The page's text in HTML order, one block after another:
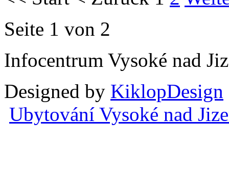
Seite 1 von 2
Infocentrum Vysoké nad
Designed by KiklopDesign
Ubytování Vysoké nad